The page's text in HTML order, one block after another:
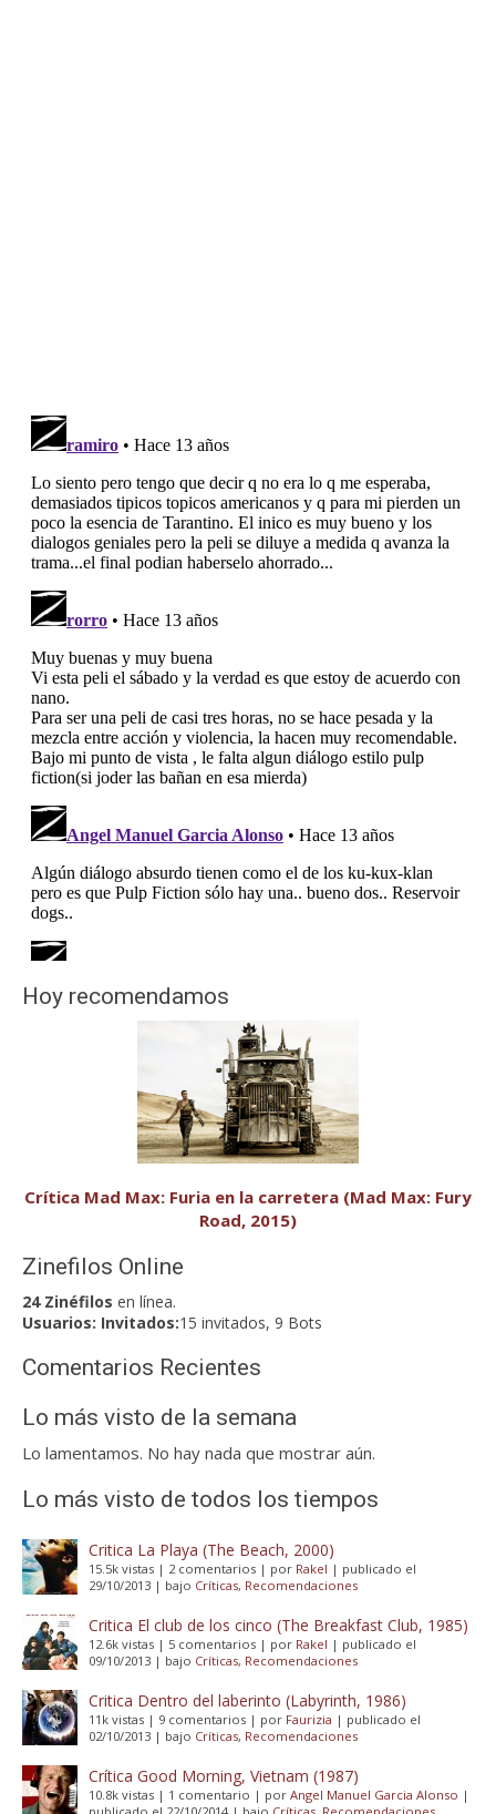
Hoy recomendamos
Crítica Mad Max: Furia en la carretera (Mad Max: Fury
Road, 2015)
Zinefilos Online
24 Zinéfilos en línea.
Usuarios: Invitados:15 invitados, 9 Bots
Comentarios Recientes
Lo más visto de la semana
Lo lamentamos. No hay nada que mostrar aún.
Lo más visto de todos los tiempos
Critica La Playa (The Beach, 2000)
15.5k vistas | 2 comentarios | por Rakel | publicado el
29/10/2013 | bajo Críticas, Recomendaciones
Critica El club de los cinco (The Breakfast Club, 1985)
12.6k vistas | 5 comentarios | por Rakel | publicado el
09/10/2013 | bajo Críticas, Recomendaciones
Critica Dentro del laberinto (Labyrinth, 1986)
11k vistas | 9 comentarios | por Faurizia | publicado el
02/10/2013 | bajo Críticas, Recomendaciones
Crítica Good Morning, Vietnam (1987)
10.8k vistas | 1 comentario | por Angel Manuel Garcia Alonso |